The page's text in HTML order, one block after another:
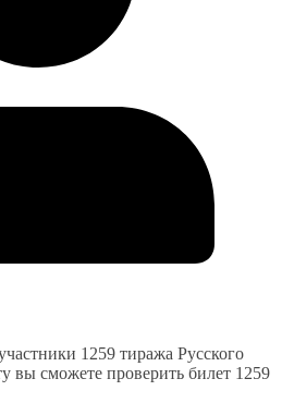
1259 тиража Русского
вы сможете проверить билет 1259